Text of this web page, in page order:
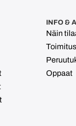
INFO &
Näin
Oppaat